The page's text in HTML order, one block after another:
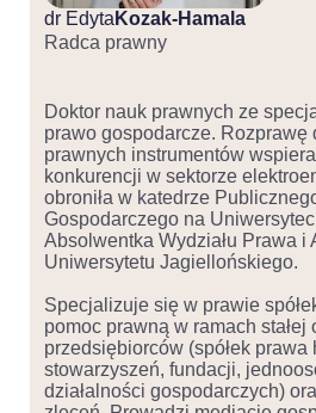
dr EdytaKozak-Hamala
Radca prawny
Doktor nauk prawnych ze
prawo gospodarcze. Rozprawę
prawnych instrumentów
konkurencji w sektorze
obroniła w katedrze
Gospodarczego na
Absolwentka Wydziału Prawa i
Uniwersytetu Jagiellońskiego.
Specjalizuje się w prawie
pomoc prawną w ramach stałej
przedsiębiorców (spółek prawa
stowarzyszeń, fundacji,
działalności gospodarczych)